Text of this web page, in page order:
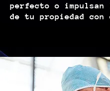
perfecto o impulsan
de tu propiedad con